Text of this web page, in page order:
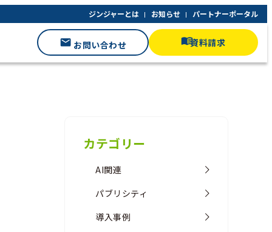
ジンジャーとは お知らせ パートナーポータル
お問い合わせ 資料請求
カテゴリー
AI関連
パブリシティ
導入事例